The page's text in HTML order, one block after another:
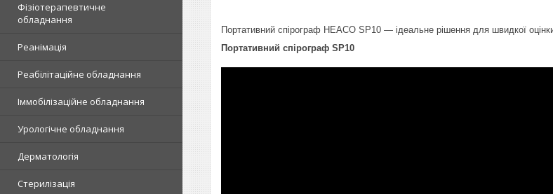
Фізіотерапевтичне
обладнання
Реанімація
Реабілітаційне обладнання
Іммобілізаційне обладнання
Урологічне обладнання
Дерматологія
Стерилізація
Портативний спірограф HEACO SP10 — ідеальне рішення для швидкої
Портативний спірограф SP10